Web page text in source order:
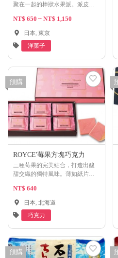
聚在一起的棒狀水果派。派皮和
產：【青森縣產蘋果】糖漿浸
泡，【福島縣產白桃】糖漿浸
泡，【宮城縣產草莓】半乾，
【山形縣產櫻桃】洋酒浸泡。派
「秋田小町」米粉，以及用【岩
手縣產牛奶】製作的煉乳。～更
美味的食用方法～將糕點從袋中
取出，輕微加熱於烤麵包機中，
酥脆的派皮口感會恢復，接近現
烤的美味。
NT$ 650 ~ NT$ 1,150
日本, 東京
洋菓子
預購
ROYCE'莓果方塊巧克力
三種莓果的完美結合，打造出酸
甜交織的獨特風味。薄如紙片的
內餡，每一口都是驚喜。
NT$ 640
日本, 北海道
巧克力
預購